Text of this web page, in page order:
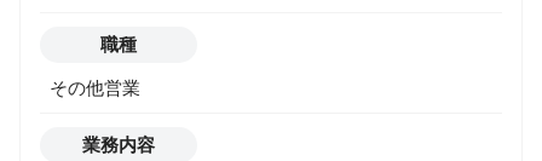
職種
その他営業
業務内容
希望年収